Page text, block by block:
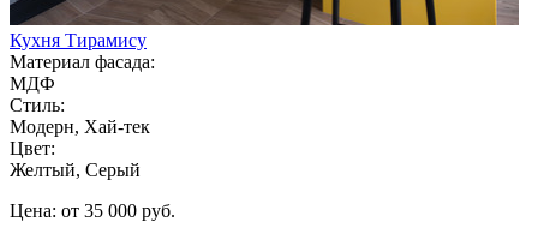
Кухня Тирамису
Материал фасада:
МДФ
Стиль:
Модерн, Хай-тек
Цвет:
Желтый, Серый
Цена: от 35 000 руб.